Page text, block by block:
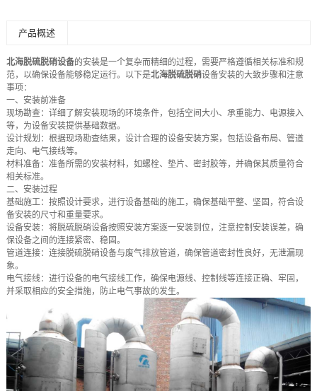
产品概述
北海脱硫脱硝设备的安装是一个复杂而精细的过程，需要严格遵循相关标准和规
范，以确保设备能够稳定运行。以下是北海脱硫脱硝设备安装的大致步骤和注意
事项：
一、安装前准备
现场勘查：详细了解安装现场的环境条件，包括空间大小、承重能力、电源接入
等，为设备安装提供基础数据。
设计规划：根据现场勘查结果，设计合理的设备安装方案，包括设备布局、管道
走向、电气接线等。
材料准备：准备所需的安装材料，如螺栓、垫片、密封胶等，并确保其质量符合
相关标准。
二、安装过程
基础施工：按照设计要求，进行设备基础的施工，确保基础平整、坚固，符合设
备安装的尺寸和重量要求。
设备安装：将脱硫脱硝设备按照安装方案逐一安装到位，注意控制安装误差，确
保设备之间的连接紧密、稳固。
管道连接：连接脱硫脱硝设备与废气排放管道，确保管道密封性良好，无泄漏现
象。
电气接线：进行设备的电气接线工作，确保电源线、控制线等连接正确、牢固，
并采取相应的安全措施，防止电气事故的发生。